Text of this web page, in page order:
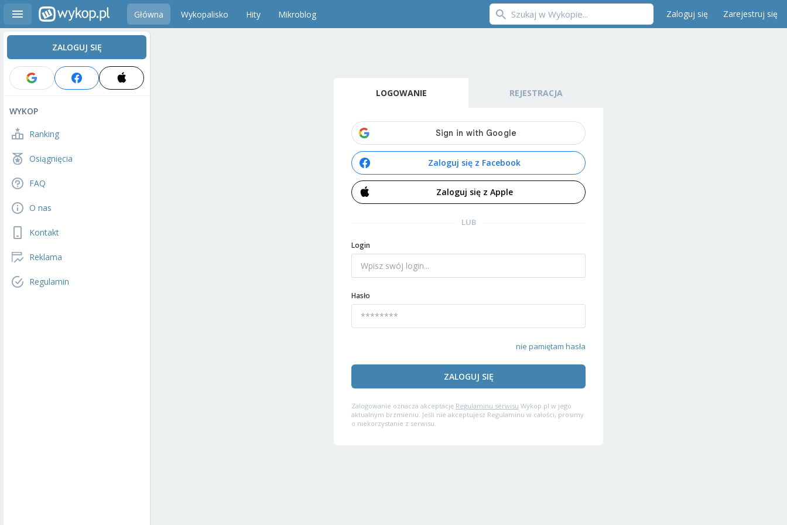
Główna Wykopalisko Hity Mikroblog Zaloguj się Zarejestruj się
ZALOGUJ SIĘ
WYKOP
Ranking
Osiągnięcia
FAQ
O nas
Kontakt
Reklama
Regulamin
LOGOWANIE REJESTRACJA
Zaloguj się z Facebook
Zaloguj się z Apple
LUB
Login
Hasło
nie pamiętam hasła
ZALOGUJ SIĘ
Zalogowanie oznacza akceptację Regulaminu serwisu Wykop.pl w jego
aktualnym brzmieniu. Jeśli nie akceptujesz Regulaminu w całości, prosimy
o niekorzystanie z serwisu.